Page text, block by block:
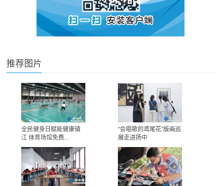
推荐图片
全民健身日赋能健康镇
江 体育场馆免费...
“会唱歌的鸢尾花”版画巡
展走进扬中